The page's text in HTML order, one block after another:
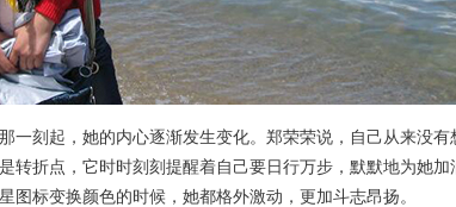
一刻起，她的内心逐渐发生变化。郑荣荣说，自己从来没有
转折点，它时时刻刻提醒着自己要日行万步，默默地为她加
图标变换颜色的时候，她都格外激动，更加斗志昂扬。